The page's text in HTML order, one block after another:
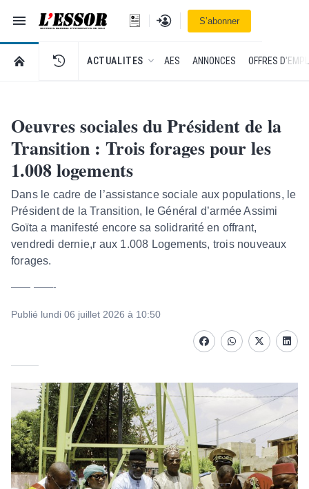
Navigation
L'Essor - retour à la une
Se connecterS’abonner
RETOUR À LA PAGE D’ACCUEIL DE L'ESSOR
ACTUALITES AES ANNONCES OFFRES
Oeuvres sociales du Président de la
Transition : Trois forages pour les
1.008 logements
Dans le cadre de l’assistance sociale aux populations, le
Président de la Transition, le Général d’armée Assimi
Goïta a manifesté encore sa solidrarité en offrant,
vendredi dernie,r aux 1.008 Logements, trois nouveaux
forages.
—— ——-
Publié lundi 06 juillet 2026 à 10:50
FacebookwhatsappTwitter